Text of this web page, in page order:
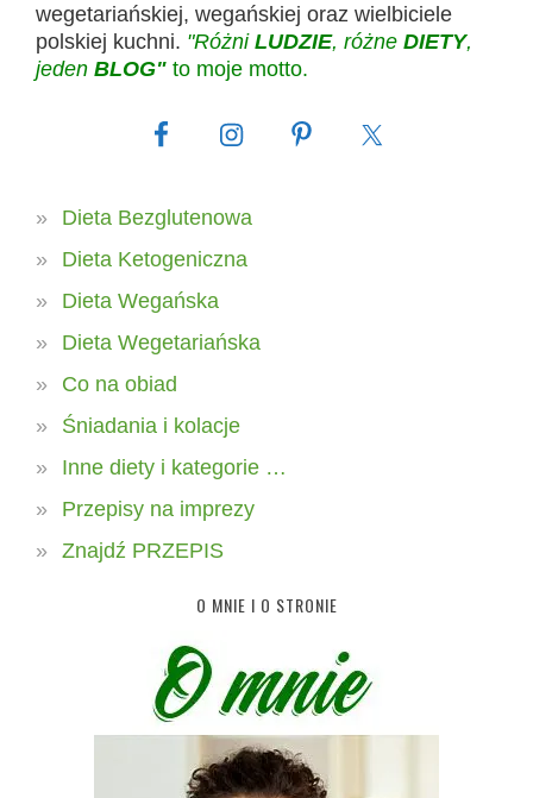
wegetariańskiej, wegańskiej oraz wielbiciele
polskiej kuchni. "Różni LUDZIE, różne DIETY,
jeden BLOG" to moje motto.
Dieta Bezglutenowa
Dieta Ketogeniczna
Dieta Wegańska
Dieta Wegetariańska
Co na obiad
Śniadania i kolacje
Inne diety i kategorie …
Przepisy na imprezy
Znajdź PRZEPIS
O MNIE I O STRONIE